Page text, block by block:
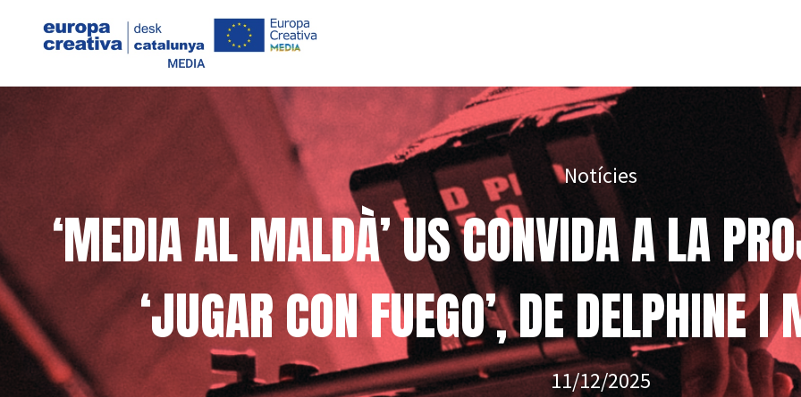
Notícies
‘MEDIA AL MALDÀ’ US CONVIDA A LA
‘JUGAR CON FUEGO’, DE DELPHINE
11/12/2025